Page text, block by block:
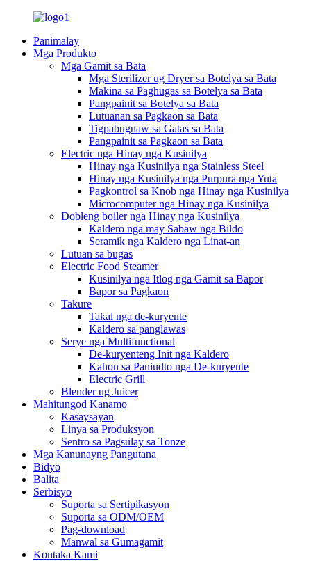
Panimalay
Mga Produkto
Mga Gamit sa Bata
Mga Sterilizer ug Dryer sa Botelya sa Bata
Makina sa Paghugas sa Botelya sa Bata
Pangpainit sa Botelya sa Bata
Lutuanan sa Pagkaon sa Bata
Tigpabugnaw sa Gatas sa Bata
Pangpainit sa Pagkaon sa Bata
Electric nga Hinay nga Kusinilya
Hinay nga Kusinilya nga Stainless Steel
Hinay nga Kusinilya nga Purpura nga Yuta
Pagkontrol sa Knob nga Hinay nga Kusinilya
Microcomputer nga Hinay nga Kusinilya
Dobleng boiler nga Hinay nga Kusinilya
Kaldero nga may Sabaw nga Bildo
Seramik nga Kaldero nga Linat-an
Lutuan sa bugas
Electric Food Steamer
Kusinilya nga Itlog nga Gamit sa Bapor
Bapor sa Pagkaon
Takure
Takal nga de-kuryente
Kaldero sa panglawas
Serye nga Multifunctional
De-kuryenteng Init nga Kaldero
Kahon sa Paniudto nga De-kuryente
Electric Grill
Blender ug Juicer
Mahitungod Kanamo
Kasaysayan
Linya sa Produksyon
Sentro sa Pagsulay sa Tonze
Mga Kanunayng Pangutana
Bidyo
Balita
Serbisyo
Suporta sa Sertipikasyon
Suporta sa ODM/OEM
Pag-download
Manwal sa Gumagamit
Kontaka Kami